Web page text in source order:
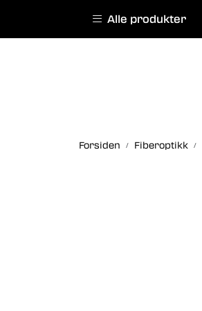
English website |
Alle produkter
Forsiden Fiberoptikk